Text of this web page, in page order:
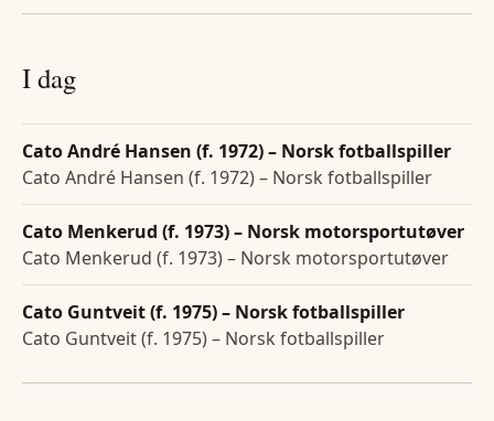
I dag
Cato André Hansen (f. 1972) – Norsk fotballspiller
Cato André Hansen (f. 1972) – Norsk fotballspiller
Cato Menkerud (f. 1973) – Norsk motorsportutøver
Cato Menkerud (f. 1973) – Norsk motorsportutøver
Cato Guntveit (f. 1975) – Norsk fotballspiller
Cato Guntveit (f. 1975) – Norsk fotballspiller